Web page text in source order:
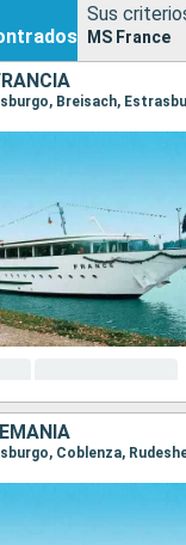
Sus
MS France
Breisach,
Coblenza,